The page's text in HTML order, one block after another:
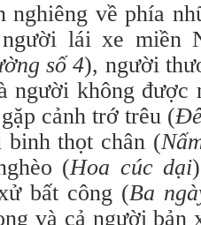
về phía
lái xe miền
số 4), người
người không được
cảnh trớ trêu (
thọt chân (
(Hoa cúc dại
bất công (Ba
và cả người bản